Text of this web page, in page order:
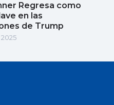
Regresa como
en las
de Trump